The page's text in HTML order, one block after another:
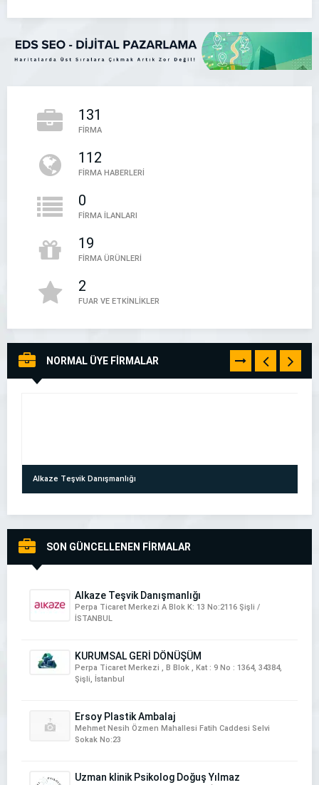
Çankaya Kiralık Kepçe – Saatlik Kepçe
05394497888
131
FİRMA
112
FİRMA HABERLERİ
0
FİRMA İLANLARI
19
FİRMA ÜRÜNLERİ
2
FUAR VE ETKİNLİKLER
NORMAL ÜYE FİRMALAR TÜMÜNÜ
GÖR
Alkaze Teşvik Danışmanlığı
NartDeco İtalyan Boya & İtalyan Sıva Uygulamaları
SON GÜNCELLENEN FİRMALAR
Alkaze Teşvik Danışmanlığı
Perpa Ticaret Merkezi A Blok K: 13 No:2116 Şişli /
İSTANBUL
KURUMSAL GERİ DÖNÜŞÜM
Perpa Ticaret Merkezi , B Blok , Kat : 9 No : 1364, 34384,
Şişli, İstanbul
Ersoy Plastik Ambalaj
Mehmet Nesih Özmen Mahallesi Fatih Caddesi Selvi
Sokak No:23
Uzman klinik Psikolog Doğuş Yılmaz